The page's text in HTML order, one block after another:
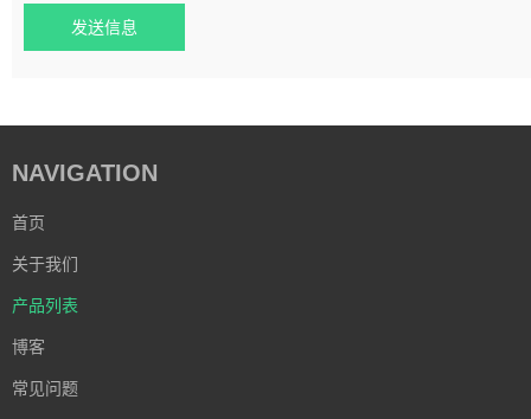
发送信息
NAVIGATION
首页
关于我们
产品列表
博客
常见问题